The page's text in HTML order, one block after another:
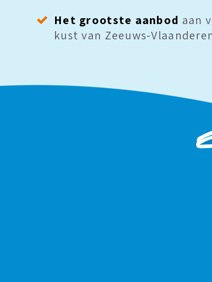
Het grootste aanbod aan
kust van Zeeuws-